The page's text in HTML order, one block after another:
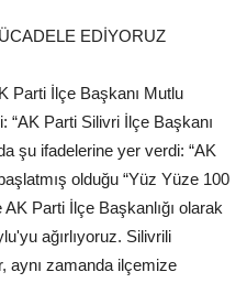
EDİYORUZ
Parti İlçe Başkanı Mutlu
“AK Parti Silivri İlçe Başkanı
şu ifadelerine yer verdi: “AK
olduğu “Yüz Yüze 100
Parti İlçe Başkanlığı olarak
ağırlıyoruz. Silivrili
aynı zamanda ilçemize